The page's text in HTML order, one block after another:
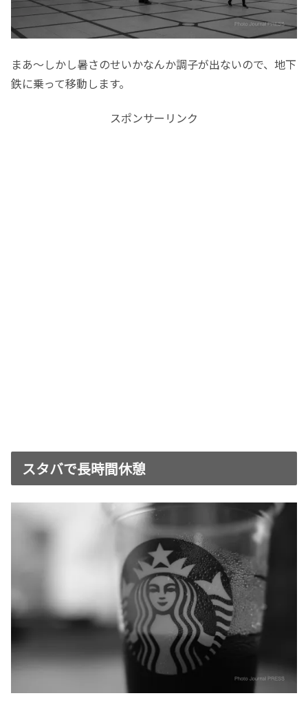
まあ〜しかし暑さのせいかなんか調子が出ないので、地下
鉄に乗って移動します。
スポンサーリンク
スタバで長時間休憩